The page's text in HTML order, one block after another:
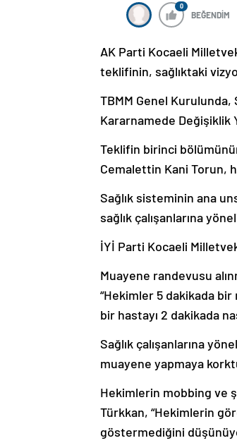
0
BEĞENDİM
AK Parti Kocaeli
teklifinin, sağlıktaki
TBMM Genel Kurulunda,
Kararnamede Değişiklik
Teklifin birinci
Cemalettin Kani Torun,
Sağlık sisteminin ana
sağlık çalışanlarına
İYİ Parti Kocaeli
Muayene randevusu
“Hekimler 5 dakikada
bir hastayı 2 dakikada
Sağlık çalışanlarına
muayene yapmaya
Hekimlerin mobbing ve
Türkkan, “Hekimlerin
göstermediğini